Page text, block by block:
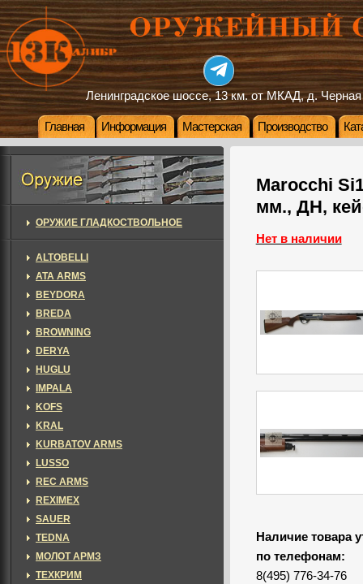
Ленинградское шоссе, 13 км. от МКАД, д. Черная
Главная Информация Мастерская Производство
Marocchi
мм., ДН,
Нет в наличии
Наличие товара
по телефонам:
8(495) 776-34-76
ОРУЖИЕ ГЛАДКОСТВОЛЬНОЕ
ALTOBELLI
ATA ARMS
BEYDORA
BREDA
BROWNING
DERYA
HUGLU
IMPALA
KOFS
KRAL
KURBATOV ARMS
LUSSO
REC ARMS
REXIMEX
SAUER
TEDNA
МОЛОТ АРМЗ
ТЕХКРИМ